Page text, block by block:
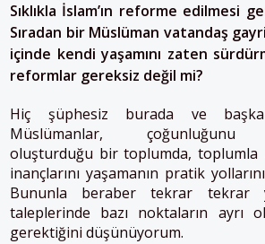
Sıklıkla İslam’ın reforme edilmesi
Sıradan bir Müslüman vatandaş
içinde kendi yaşamını zaten
reformlar gereksiz değil mi?
Hiç şüphesiz burada ve
Müslümanlar, çoğunluğunu
oluşturduğu bir toplumda, toplumla
inançlarını yaşamanın pratik
Bununla beraber tekrar tekrar
taleplerinde bazı noktaların ayrı
gerektiğini düşünüyorum.